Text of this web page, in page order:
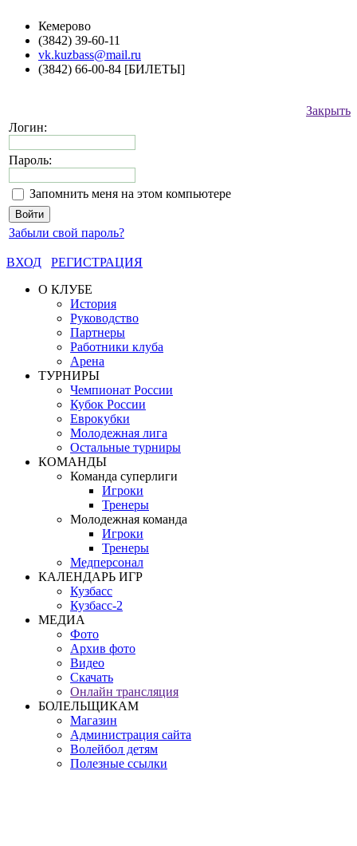
Кемерово
(3842) 39-60-11
vk.kuzbass@mail.ru
(3842) 66-00-84 [БИЛЕТЫ]
Закрыть
Логин:
Пароль:
Запомнить меня на этом компьютере
Забыли свой пароль?
ВХОД
РЕГИСТРАЦИЯ
О КЛУБЕ
История
Руководство
Партнеры
Работники клуба
Арена
ТУРНИРЫ
Чемпионат России
Кубок России
Еврокубки
Молодежная лига
Остальные турниры
КОМАНДЫ
Команда суперлиги
Игроки
Тренеры
Молодежная команда
Игроки
Тренеры
Медперсонал
КАЛЕНДАРЬ ИГР
Кузбасс
Кузбасс-2
МЕДИА
Фото
Архив фото
Видео
Скачать
Онлайн трансляция
БОЛЕЛЬЩИКАМ
Магазин
Администрация сайта
Волейбол детям
Полезные ссылки